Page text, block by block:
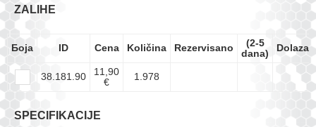
ZALIHE
Боја ID Cena Količina Rezervisano
(2-5
dana)
Dolazak
38.181.90
11,90
€
1.978
SPECIFIKACIJE